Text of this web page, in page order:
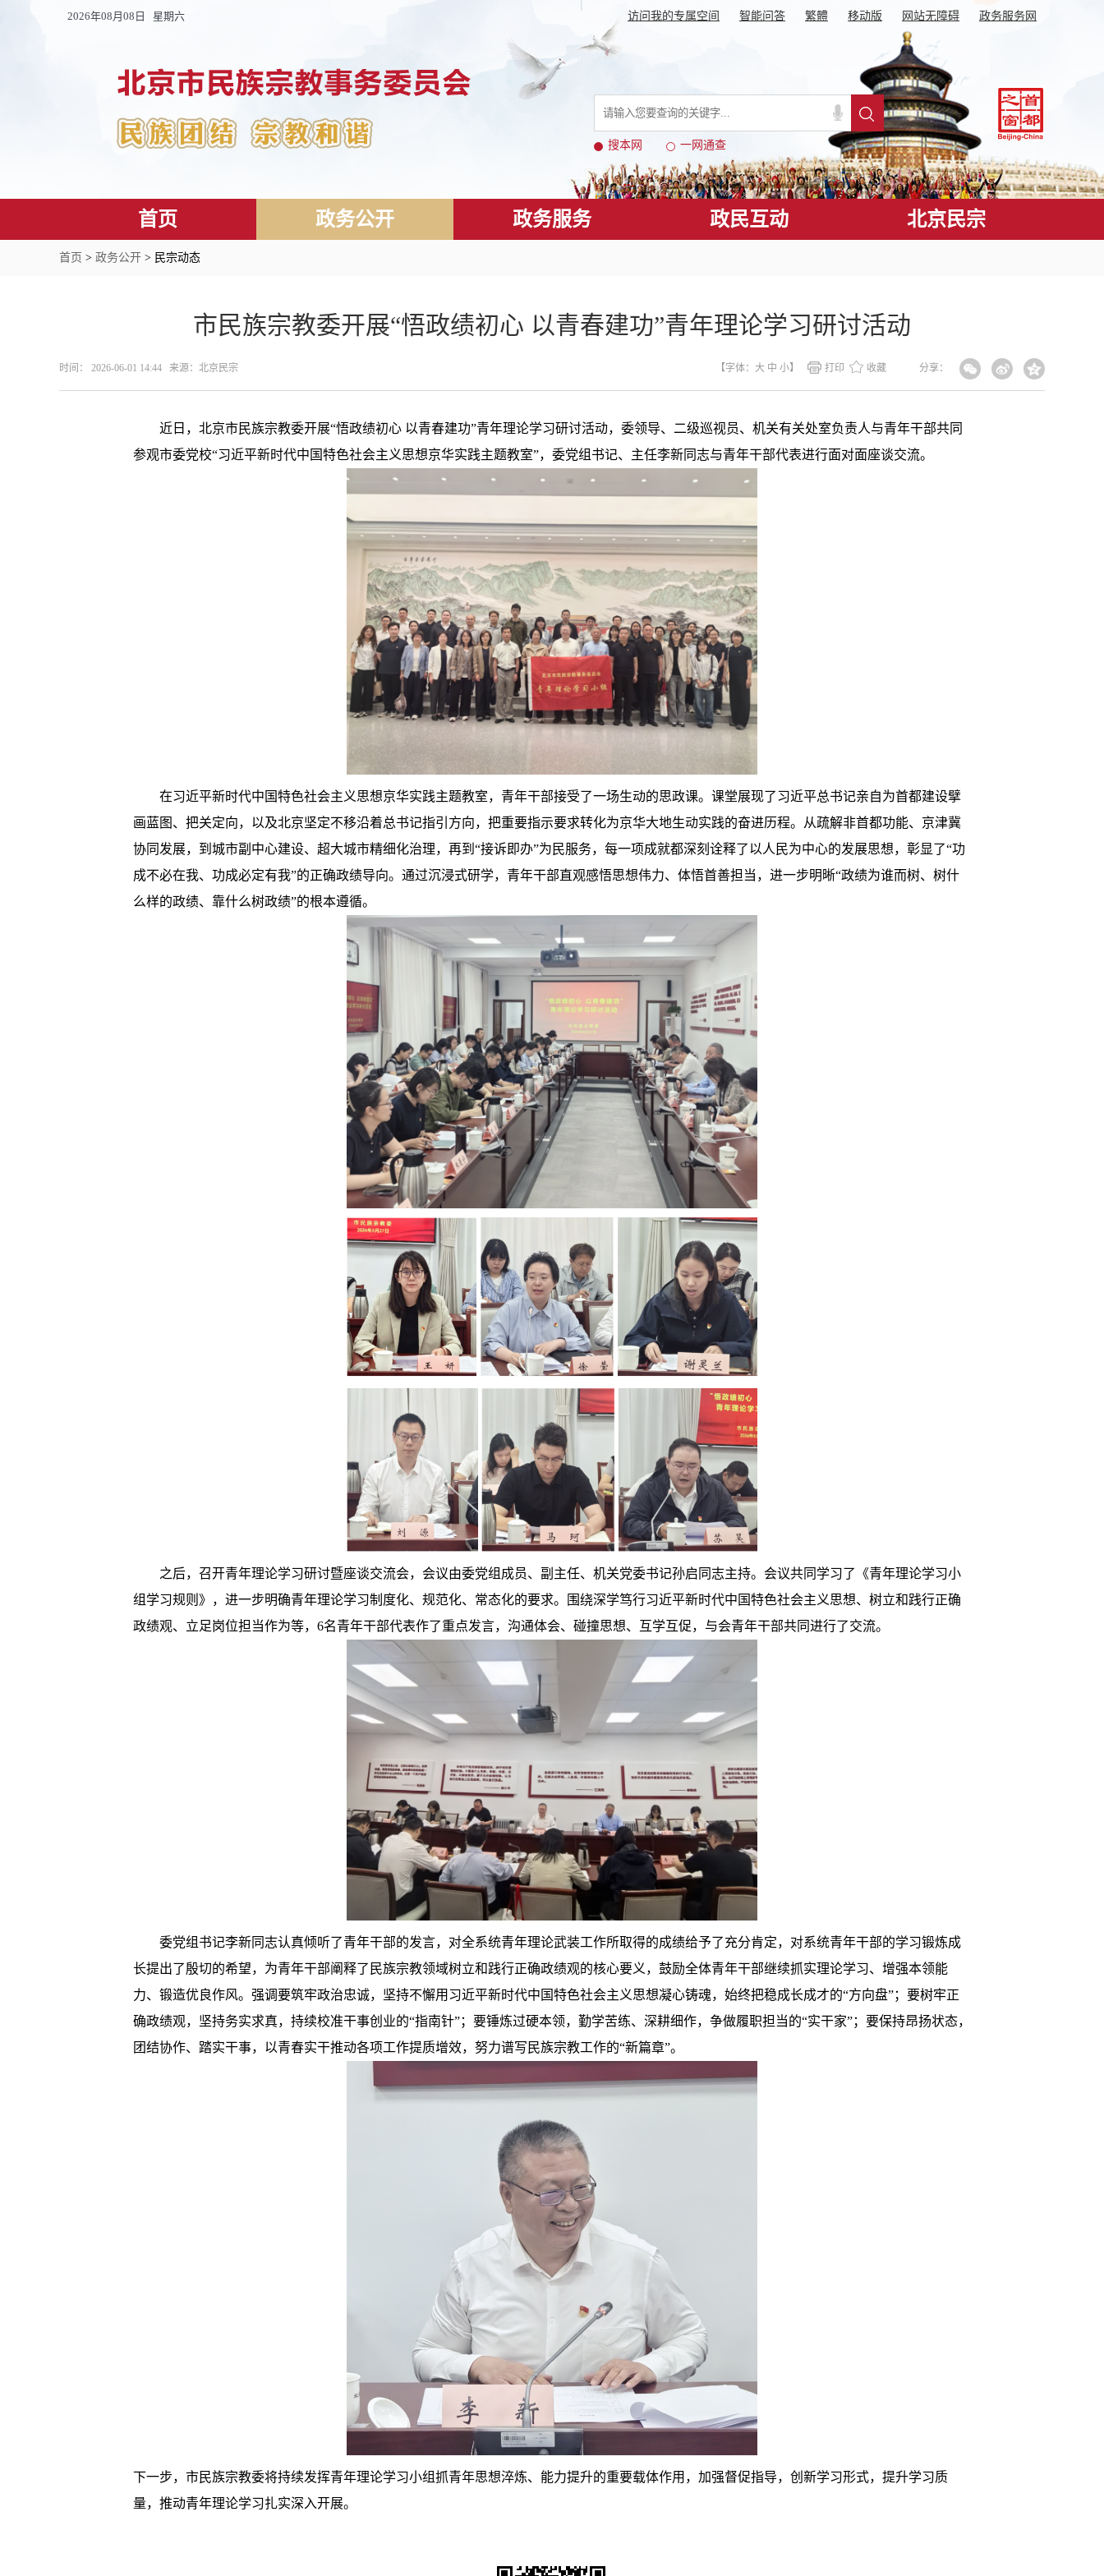
2026年08月08日 星期六 访问我的专属空间 智能问答 繁體 移动版 网站无障碍 政务服务网
搜本网 一网通查
首页 政务公开 政务服务 政民互动 北京民宗
首页 > 政务公开 > 民宗动态
市民族宗教委开展“悟政绩初心 以青春建功”青年理论学习研讨活动
时间： 2026-06-01 14:44 来源：北京民宗 分享：
【字体： 大 中 小】 打印 收藏
近日，北京市民族宗教委开展“悟政绩初心 以青春建功”青年理论学习研讨活动，委领导、二级巡视员、机关有关处室负责人与青年干部共同
参观市委党校“习近平新时代中国特色社会主义思想京华实践主题教室”，委党组书记、主任李新同志与青年干部代表进行面对面座谈交流。
在习近平新时代中国特色社会主义思想京华实践主题教室，青年干部接受了一场生动的思政课。课堂展现了习近平总书记亲自为首都建设擘
画蓝图、把关定向，以及北京坚定不移沿着总书记指引方向，把重要指示要求转化为京华大地生动实践的奋进历程。从疏解非首都功能、京津冀
协同发展，到城市副中心建设、超大城市精细化治理，再到“接诉即办”为民服务，每一项成就都深刻诠释了以人民为中心的发展思想，彰显了“功
成不必在我、功成必定有我”的正确政绩导向。通过沉浸式研学，青年干部直观感悟思想伟力、体悟首善担当，进一步明晰“政绩为谁而树、树什
么样的政绩、靠什么树政绩”的根本遵循。
之后，召开青年理论学习研讨暨座谈交流会，会议由委党组成员、副主任、机关党委书记孙启同志主持。会议共同学习了《青年理论学习小
组学习规则》，进一步明确青年理论学习制度化、规范化、常态化的要求。围绕深学笃行习近平新时代中国特色社会主义思想、树立和践行正确
政绩观、立足岗位担当作为等，6名青年干部代表作了重点发言，沟通体会、碰撞思想、互学互促，与会青年干部共同进行了交流。
委党组书记李新同志认真倾听了青年干部的发言，对全系统青年理论武装工作所取得的成绩给予了充分肯定，对系统青年干部的学习锻炼成
长提出了殷切的希望，为青年干部阐释了民族宗教领域树立和践行正确政绩观的核心要义，鼓励全体青年干部继续抓实理论学习、增强本领能
力、锻造优良作风。强调要筑牢政治忠诚，坚持不懈用习近平新时代中国特色社会主义思想凝心铸魂，始终把稳成长成才的“方向盘”；要树牢正
确政绩观，坚持务实求真，持续校准干事创业的“指南针”；要锤炼过硬本领，勤学苦练、深耕细作，争做履职担当的“实干家”；要保持昂扬状态，
团结协作、踏实干事，以青春实干推动各项工作提质增效，努力谱写民族宗教工作的“新篇章”。
下一步，市民族宗教委将持续发挥青年理论学习小组抓青年思想淬炼、能力提升的重要载体作用，加强督促指导，创新学习形式，提升学习质
量，推动青年理论学习扎实深入开展。